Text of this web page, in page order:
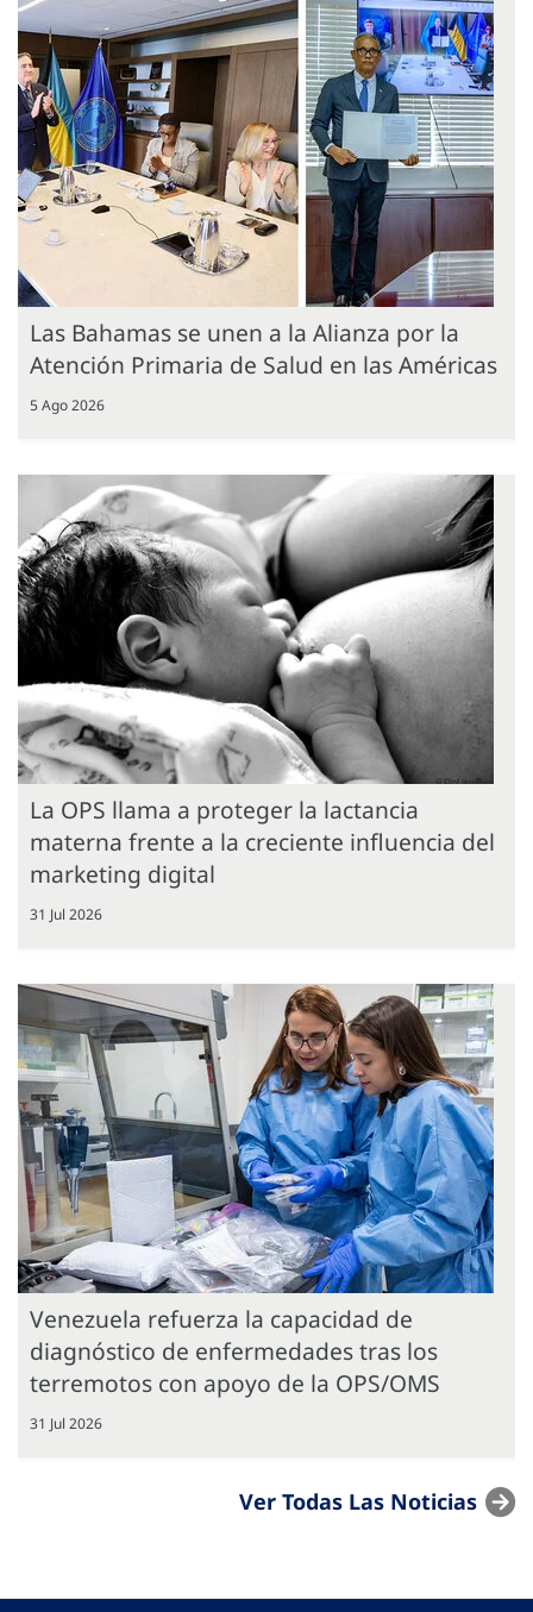
Las Bahamas se unen a la Alianza por la
Atención Primaria de Salud en las Américas
5 Ago 2026
La OPS llama a proteger la lactancia
materna frente a la creciente influencia del
marketing digital
31 Jul 2026
Venezuela refuerza la capacidad de
diagnóstico de enfermedades tras los
terremotos con apoyo de la OPS/OMS
31 Jul 2026
Ver Todas Las Noticias